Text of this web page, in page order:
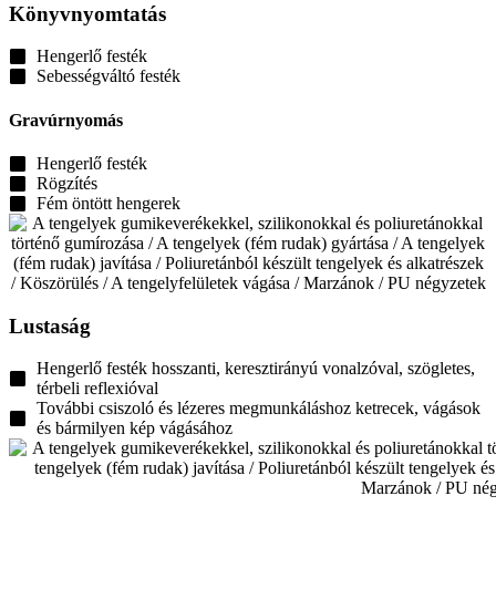
Könyvnyomtatás
Hengerlő festék
Sebességváltó festék
Gravúrnyomás
Hengerlő festék
Rögzítés
Fém öntött hengerek
Lustaság
Hengerlő festék hosszanti, keresztirányú vonalzóval, szögletes,
térbeli reflexióval
További csiszoló és lézeres megmunkáláshoz ketrecek, vágások
és bármilyen kép vágásához